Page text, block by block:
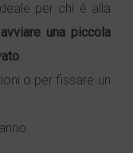
per chi è alla
avviare una piccola
.
o per fissare un